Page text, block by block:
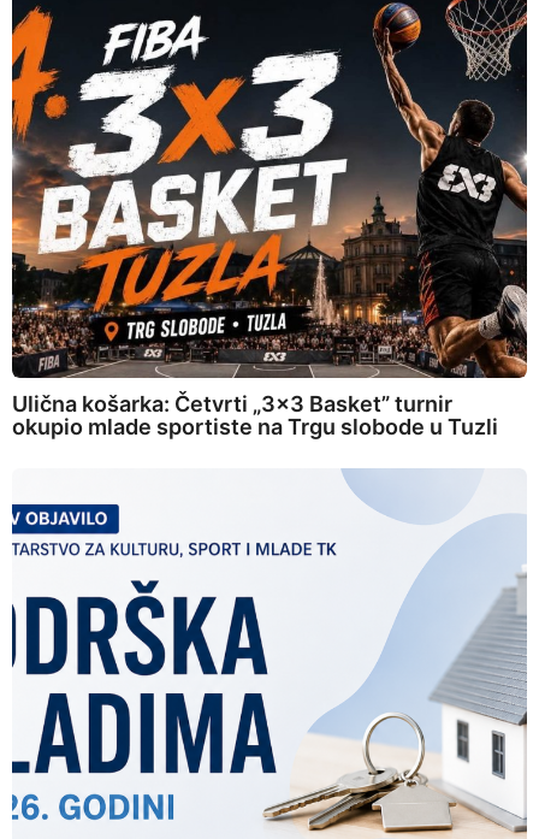
Ulična košarka: Četvrti „3×3 Basket” turnir
okupio mlade sportiste na Trgu slobode u Tuzli